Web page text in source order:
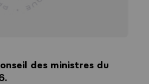
des ministres du